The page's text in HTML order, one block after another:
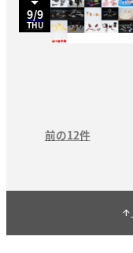
9/9
THU
前の12件
arrow_upward